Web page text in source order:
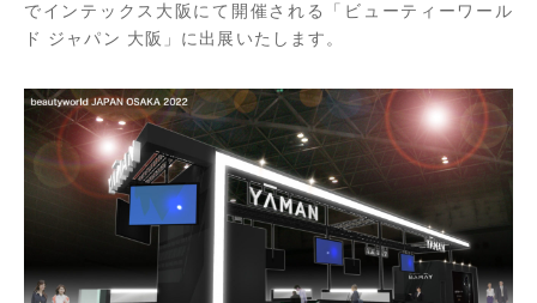
でインテックス大阪にて開催される「ビューティーワール
ド ジャパン 大阪」に出展いたします。